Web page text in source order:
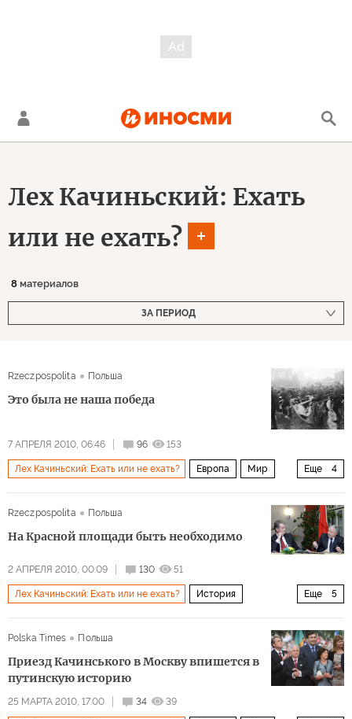
Лех Качиньский: Ехать
или не ехать?
8 материалов
ЗА ПЕРИОД
Rzeczpospolita Польша
Это была не наша победа
7 АПРЕЛЯ 2010, 06:46 96 153
Еще 4
Лех Качиньский: Ехать или не ехать? Европа Мир
Rzeczpospolita
Польша
На Красной площади быть необходимо
2 АПРЕЛЯ 2010, 00:09 130 51
Еще 5
Лех Качиньский: Ехать или не ехать? История
Polska Times
Польша
Приезд Качинського в Москву впишется в
путинскую историю
25 МАРТА 2010, 17:00 34 39